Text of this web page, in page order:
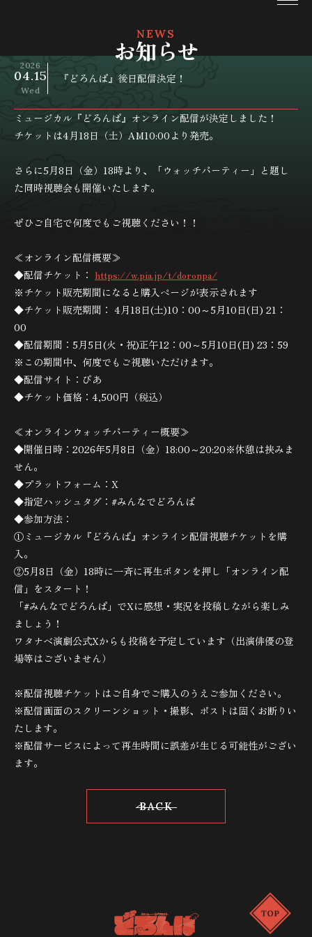
NEWS
お知らせ
2026
04.15
Wed
『どろんぱ』後日配信決定！
ミュージカル『どろんぱ』オンライン配信が決定しました！
チケットは4月18日（土）AM10:00より発売。
さらに5月8日（金）18時より、「ウォッチパーティー」と題し
た同時視聴会も開催いたします。
ぜひご自宅で何度でもご視聴ください！！
≪オンライン配信概要≫
◆配信チケット： https://w.pia.jp/t/doronpa/
※チケット販売期間になると購入ページが表示されます
◆チケット販売期間： 4月18日(土)10：00～5月10日(日) 21：
00
◆配信期間：5月5日(火・祝)正午12：00～5月10日(日) 23：59
※この期間中、何度でもご視聴いただけます。
◆配信サイト：ぴあ
◆チケット価格：4,500円（税込）
≪オンラインウォッチパーティー概要≫
◆開催日時：2026年5月8日（金）18:00～20:20※休憩は挟みま
せん。
◆プラットフォーム：X
◆指定ハッシュタグ：#みんなでどろんぱ
◆参加方法：
①ミュージカル『どろんぱ』オンライン配信視聴チケットを購
入。
②5月8日（金）18時に一斉に再生ボタンを押し「オンライン配
信」をスタート！
「#みんなでどろんぱ」でXに感想・実況を投稿しながら楽しみ
ましょう！
ワタナベ演劇公式Xからも投稿を予定しています（出演俳優の登
場等はございません）
※配信視聴チケットはご自身でご購入のうえご参加ください。
※配信画面のスクリーンショット・撮影、ポストは固くお断りい
たします。
※配信サービスによって再生時間に誤差が生じる可能性がござい
ます。
BACK